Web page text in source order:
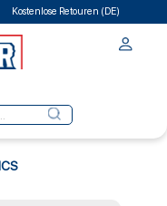
Kostenlose Retouren (DE)